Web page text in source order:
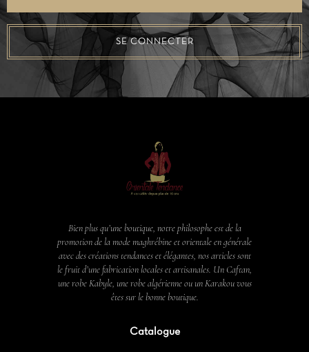
SE CONNECTER
Bien plus qu’une boutique, notre philosophe est de la
promotion de la mode maghrébine et orientale en générale
avec des créations tendances et élégantes, nos articles sont
le fruit d’une fabrication locales et artisanales. Un Caftan,
une robe Kabyle, une robe algérienne ou un Karakou vous
êtes sur le bonne boutique.
Catalogue